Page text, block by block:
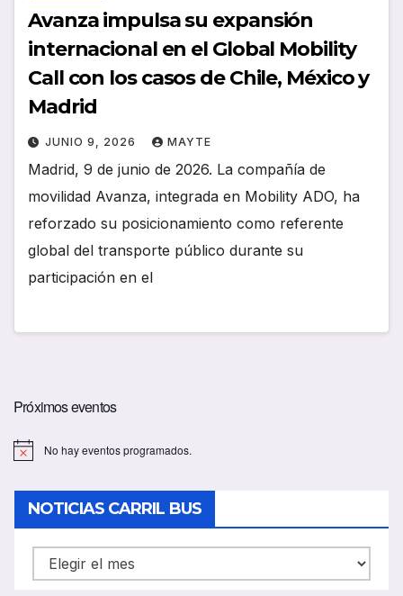
Avanza impulsa su expansión
internacional en el Global Mobility
Call con los casos de Chile, México y
Madrid
JUNIO 9, 2026 MAYTE
Madrid, 9 de junio de 2026. La compañía de
movilidad Avanza, integrada en Mobility ADO, ha
reforzado su posicionamiento como referente
global del transporte público durante su
participación en el
Próximos eventos
No hay eventos programados.
NOTICIAS CARRIL BUS
NOTICIAS
CARRIL